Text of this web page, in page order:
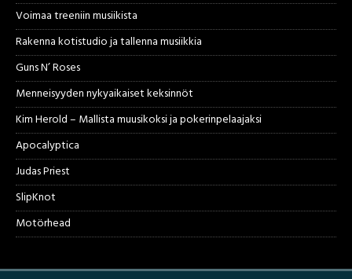
Voimaa treeniin musiikista
Rakenna kotistudio ja tallenna musiikkia
Guns N’ Roses
Menneisyyden nykyaikaiset keksinnöt
Kim Herold – Mallista muusikoksi ja pokerinpelaajaksi
Apocalyptica
Judas Priest
SlipKnot
Motörhead